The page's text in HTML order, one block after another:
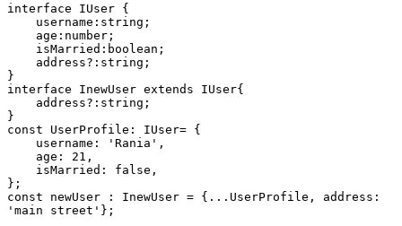
interface IUser {
    username:string;
    age:number;
    isMarried:boolean;
    address?:string;
}
interface InewUser extends IUser{
    address?:string;
}
const UserProfile: IUser= {
    username: 'Rania',
    age: 21,
    isMarried: false,
};
const newUser : InewUser = {...UserProfile, address:
'main street'};